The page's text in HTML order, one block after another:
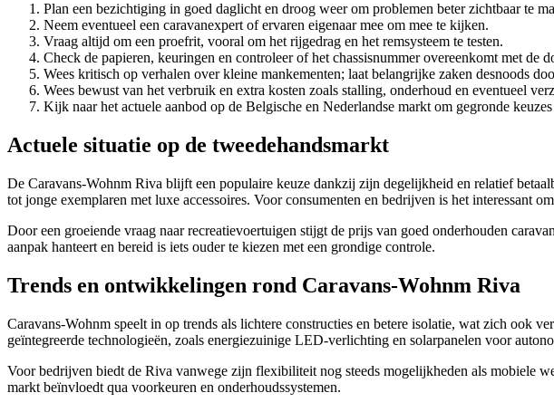
Plan een bezichtiging in goed daglicht en droog weer om problemen beter zichtbaar te
Neem eventueel een caravanexpert of ervaren eigenaar mee om mee te kijken.
Vraag altijd om een proefrit, vooral om het rijgedrag en het remsysteem te testen.
Check de papieren, keuringen en controleer of het chassisnummer overeenkomt met de
Wees kritisch op verhalen over kleine mankementen; laat belangrijke zaken desnoods
Wees bewust van het verbruik en extra kosten zoals stalling, onderhoud en eventueel
Kijk naar het actuele aanbod op de Belgische en Nederlandse markt om gegronde
Actuele situatie op de tweedehandsmarkt
De Caravans-Wohnm Riva blijft een populaire keuze dankzij zijn degelijkheid en relatief
tot jonge exemplaren met luxe accessoires. Voor consumenten en bedrijven is het interessant
Door een groeiende vraag naar recreatievoertuigen stijgt de prijs van goed onderhouden
aanpak hanteert en bereid is iets ouder te kiezen met een grondige controle.
Trends en ontwikkelingen rond Caravans-Wohnm Riva
Caravans-Wohnm speelt in op trends als lichtere constructies en betere isolatie, wat zich ook
geïntegreerde technologieën, zoals energiezuinige LED-verlichting en solarpanelen voor
Voor bedrijven biedt de Riva vanwege zijn flexibiliteit nog steeds mogelijkheden als mobiele
markt beïnvloedt qua voorkeuren en onderhoudssystemen.